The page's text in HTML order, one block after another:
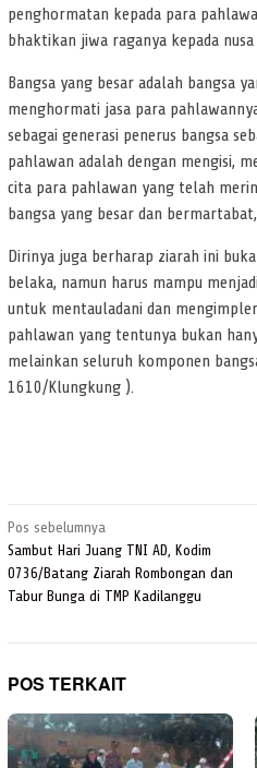
penghormatan kepada para
bhaktikan jiwa raganya kepada
Bangsa yang besar adalah bangsa
menghormati jasa para
sebagai generasi penerus bangsa
pahlawan adalah dengan mengisi,
cita para pahlawan yang telah
bangsa yang besar dan
Dirinya juga berharap ziarah ini
belaka, namun harus mampu
untuk mentauladani dan
pahlawan yang tentunya bukan
melainkan seluruh komponen
1610/Klungkung ).
Navigasi
pos
Pos sebelumnya
Sambut Hari Juang TNI AD, Kodim
0736/Batang Ziarah Rombongan dan
Tabur Bunga di TMP Kadilanggu
POS TERKAIT